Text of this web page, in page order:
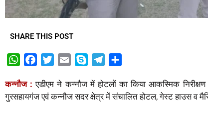
SHARE THIS POST
W
a
t
c
e
t
a
i
y
p
l
e
a
r
कन्नौज : एडीएम ने कन्नौज में होटलों का किया आकस्मिक
गुरसहायगंज एवं कन्नौज सदर क्षेत्र में संचालित होटल, गेस्ट हाउस व